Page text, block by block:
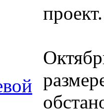
проект.